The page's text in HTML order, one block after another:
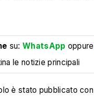
su:WhatsApp oppure
le notizie principali
è stato pubblicato